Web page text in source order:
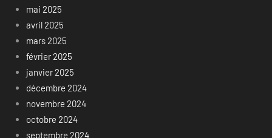
mai 2025
avril 2025
mars 2025
février 2025
janvier 2025
décembre 2024
novembre 2024
octobre 2024
septembre 2024